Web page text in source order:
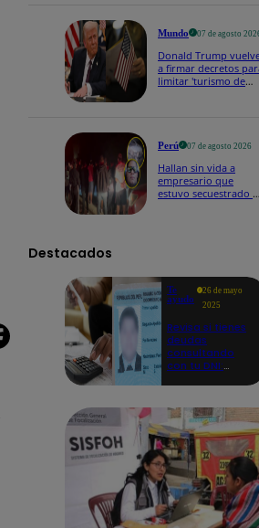
Mundo 07 de agosto
Donald Trump
a firmar decretos
limitar 'turismo de
Perú 07 de agosto 2026
Hallan sin vida a
empresario que
estuvo secuestrado en
Destacados
Te
ayudo
26 de mayo
2025
Revisa si tienes
deudas
consultando
con tu DNI: